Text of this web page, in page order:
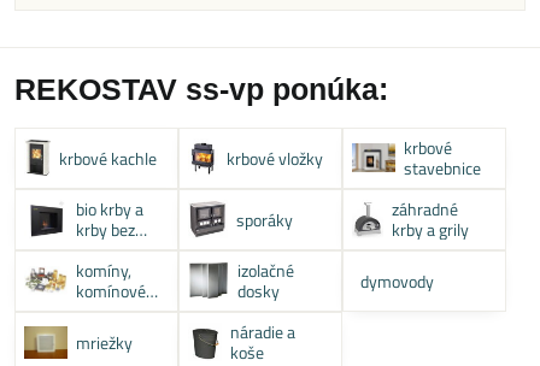
REKOSTAV ss-vp ponúka:
krbové kachle krbové vložky
krbové
stavebnice
bio krby a
krby bez
komína
sporáky
záhradné
krby a grily
komíny,
komínové
systémy
izolačné
dosky
dymovody
mriežky
náradie a
koše